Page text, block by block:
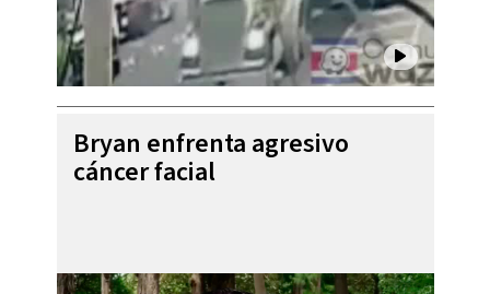
Bryan enfrenta agresivo
cáncer facial